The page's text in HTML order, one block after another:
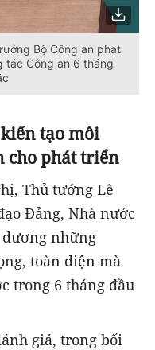
Bộ Công an phát
tác Công an 6 tháng
tạo môi
cho phát triển
Thủ tướng Lê
Đảng, Nhà nước
những
toàn diện mà
trong 6 tháng đầu
giá, trong bối